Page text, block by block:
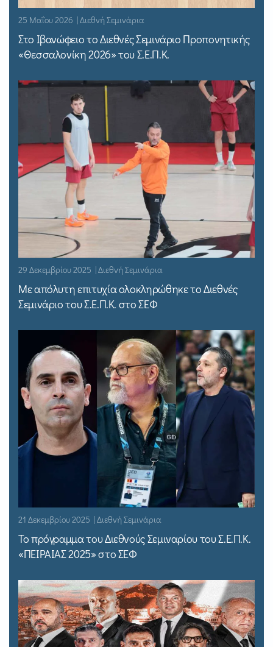
25 Μαΐου 2026 | Διεθνή Σεμινάρια
Στο Ιβανώφειο το Διεθνές Σεμινάριο Προπονητικής
«Θεσσαλονίκη 2026» του Σ.Ε.Π.Κ.
29 Δεκεμβρίου 2025 | Διεθνή Σεμινάρια
Με απόλυτη επιτυχία ολοκληρώθηκε το Διεθνές
Σεμινάριο του Σ.Ε.Π.Κ. στο ΣΕΦ
21 Δεκεμβρίου 2025 | Διεθνή Σεμινάρια
Το πρόγραμμα του Διεθνούς Σεμιναρίου του Σ.Ε.Π.Κ.
«ΠΕΙΡΑΙΑΣ 2025» στο ΣΕΦ